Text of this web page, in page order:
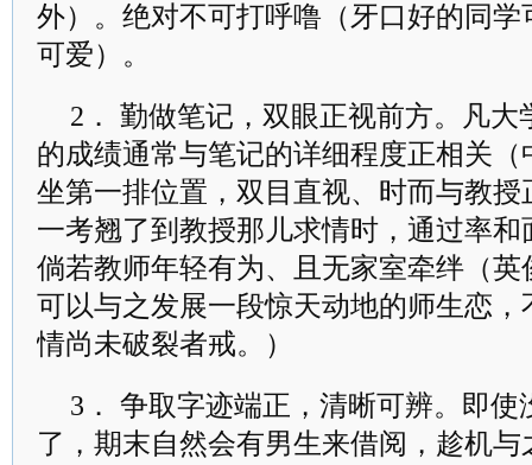
外）。绝对不可打呼噜（牙口好的同
可爱）。
2． 勤做笔记，双眼正视前方。凡
的成绩通常与笔记的详细程度正相关
坐第一排位置，双目直视、时而与教
一考翘了到教授那儿求情时，通过率
倘若教师年轻有为、且无家室牵绊（
可以与之发展一段惊天动地的师生恋
情尚未破裂者戒。）
3． 争取字迹端正，清晰可辨。即
了，期末自然会有男生来借阅，趁机